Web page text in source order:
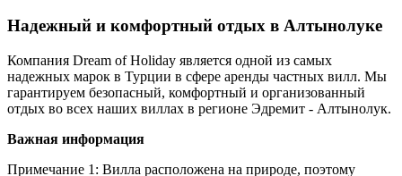
Надежный и комфортный отдых в Алтынолуке
Компания Dream of Holiday является одной из самых
надежных марок в Турции в сфере аренды частных вилл. Мы
гарантируем безопасный, комфортный и организованный
отдых во всех наших виллах в регионе Эдремит - Алтынолук.
Важная информация
Примечание 1: Вилла расположена на природе, поэтому